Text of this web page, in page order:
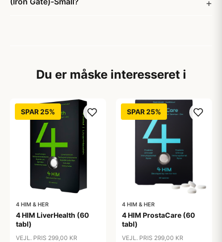
Du er måske interesseret i
SPAR 25%
4 HIM & HER
4 HIM LiverHealth (60
tabl)
VEJL. PRIS 299,00 KR
SPAR 25%
4 HIM & HER
4 HIM ProstaCare (60
tabl)
VEJL. PRIS 299,00 KR